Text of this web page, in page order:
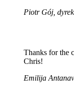
Piotr Gój,
Thanks for the
Chris!
Emilija